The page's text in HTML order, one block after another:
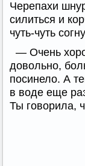
Черепахи
силиться и
чуть-чуть
— Очень
довольно,
посинело. А
в воде еще
Ты говорила,